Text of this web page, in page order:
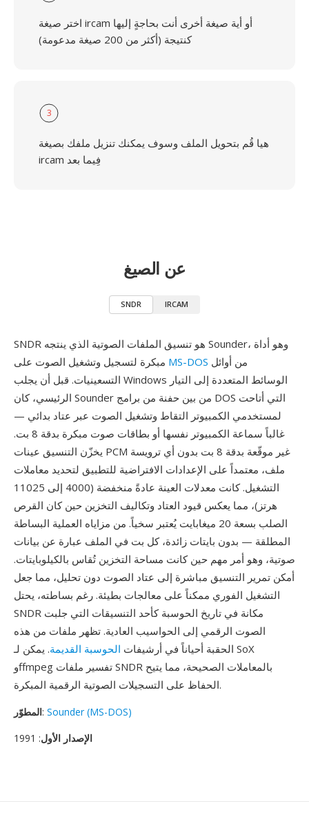
اختر صيغة ircam أو أية صيغة أخرى أنت بحاجةٍ إليها
كنتيجة (أكثر من 200 صيغة مدعومة)
3
هيا قُم بتحويل الملف وسوف يمكنك تنزيل ملفك بصيغة
ircam فِيما بعد
عن الصيغ
SNDR IRCAM
SNDR هو تنسيق الملفات الصوتية الذي ينتجه Sounder، وهو أداة
MS-DOS
التسعينيات. قبل أن يجلب Windows الوسائط المتعددة إلى التيار
الرئيسي، كان Sounder من بين حفنة من برامج DOS التي أتاحت
لمستخدمي الكمبيوتر التقاط وتشغيل الصوت عبر عتاد بدائي —
غالباً سماعة الكمبيوتر نفسها أو بطاقات صوت مبكرة بدقة 8 بت.
يخزّن التنسيق عينات PCM غير موقّعة بدقة 8 بت بدون أي ترويسة
ملف، معتمداً على الإعدادات الافتراضية للتطبيق لتحديد معاملات
التشغيل. كانت معدلات العينة عادةً منخفضة (4000 إلى 11025
هرتز)، مما يعكس قيود العتاد وتكاليف التخزين حين كان القرص
الصلب بسعة 20 ميغابايت يُعتبر سخياً. من مزاياه العملية البساطة
المطلقة — بدون بايتات زائدة، كل بت في الملف عبارة عن بيانات
صوتية، وهو أمر مهم حين كانت مساحة التخزين تُقاس بالكيلوبايتات.
أمكن تمرير التنسيق مباشرة إلى عتاد الصوت دون تحليل، مما جعل
التشغيل الفوري ممكناً على معالجات بطيئة. رغم بساطته، يحتل
SNDR مكانة في تاريخ الحوسبة كأحد التنسيقات التي جلبت
الصوت الرقمي إلى الحواسيب العادية. تظهر ملفات من هذه
الحقبة أحياناً في أرشيفات الحوسبة القديمة. يمكن لـ SoX
وffmpeg تفسير ملفات SNDR بالمعاملات الصحيحة، مما يتيح
الحفاظ على التسجيلات الصوتية الرقمية المبكرة.
المطوّر: Sounder (MS-DOS)
الإصدار الأول: 1991